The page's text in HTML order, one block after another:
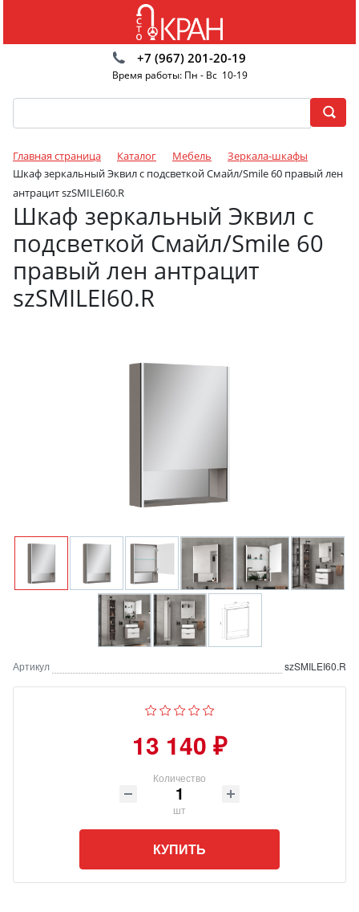
+7 (967) 201-20-19
Время работы: Пн - Вс 10-19
Главная страница Каталог Мебель
Зеркала-шкафы
Шкаф зеркальный Эквил с подсветкой Смайл/Smile 60 правый лен
антрацит szSMILEI60.R
Шкаф зеркальный Эквил с
подсветкой Смайл/Smile 60
правый лен антрацит
szSMILEI60.R
Артикул szSMILEI60.R
13 140 ₽
Количество
шт
КУПИТЬ